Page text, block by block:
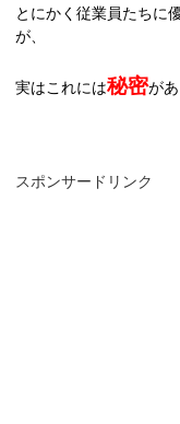
とにかく従業員たちに
が、
実はこれには秘密が
スポンサードリンク